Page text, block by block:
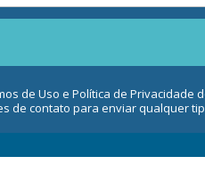
de Uso e Política de
de contato para enviar qualquer